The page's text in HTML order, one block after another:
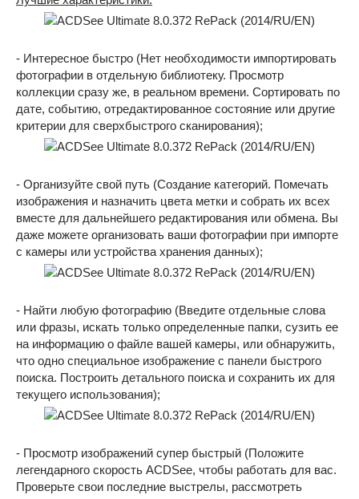
- Интересное быстро (Нет необходимости импортировать
фотографии в отдельную библиотеку. Просмотр
коллекции сразу же, в реальном времени. Сортировать по
дате, событию, отредактированное состояние или другие
критерии для сверхбыстрого сканирования);
- Организуйте свой путь (Создание категорий. Помечать
изображения и назначить цвета метки и собрать их всех
вместе для дальнейшего редактирования или обмена. Вы
даже можете организовать ваши фотографии при импорте
с камеры или устройства хранения данных);
- Найти любую фотографию (Введите отдельные слова
или фразы, искать только определенные папки, сузить ее
на информацию о файле вашей камеры, или обнаружить,
что одно специальное изображение с панели быстрого
поиска. Построить детального поиска и сохранить их для
текущего использования);
- Просмотр изображений супер быстрый (Положите
легендарного скорость ACDSee, чтобы работать для вас.
Проверьте свои последние выстрелы, рассмотреть